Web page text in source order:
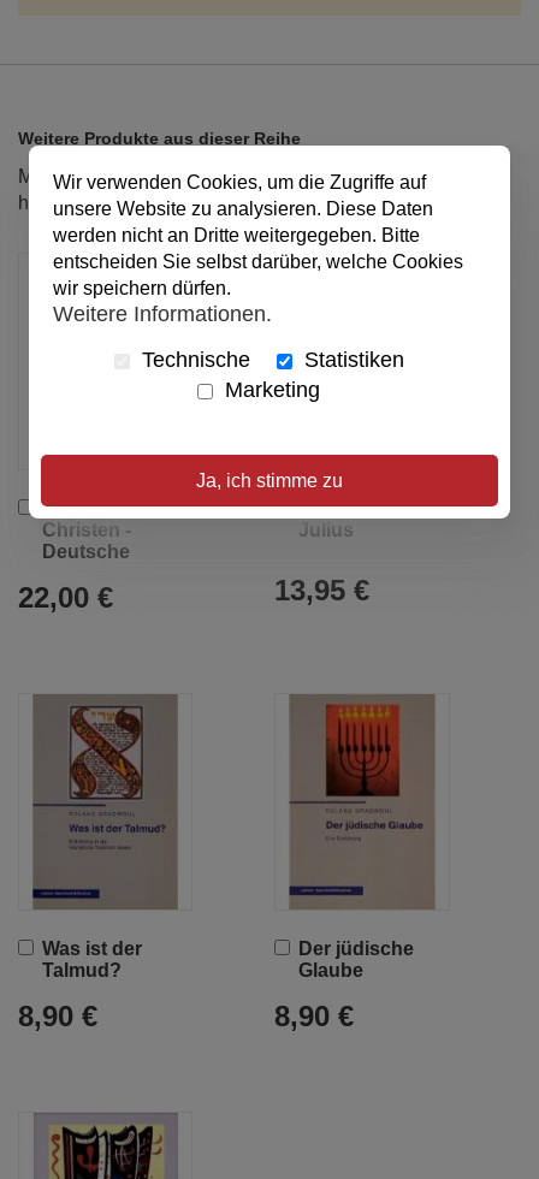
Weitere Produkte aus dieser Reihe
Markieren Sie die Artikel, um Sie dem Warenkorb
hinzuzufügen oderAlle auswählen
Juden -
Christen -
Deutsche
22,00 €
In
den
Warenkorb
Benjamin und
Julius
13,95 €
In
den
Was ist der
Talmud?
8,90 €
In
den
Der jüdische
Glaube
8,90 €
In
den
Wir verwenden Cookies, um die Zugriffe auf
unsere Website zu analysieren. Diese Daten
werden nicht an Dritte weitergegeben. Bitte
entscheiden Sie selbst darüber, welche Cookies
wir speichern dürfen.
Weitere Informationen.
Technische
Statistiken
Marketing
Ja, ich stimme zu